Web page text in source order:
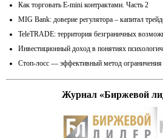
Как торговать E-mini контрактами. Часть 2
MIG Bank: доверие регулятора – капитал
TeleTRADE: территория безграничных
Инвестиционный доход в понятиях
Стоп-лосс — эффективный метод ограничения
Журнал «Биржевой